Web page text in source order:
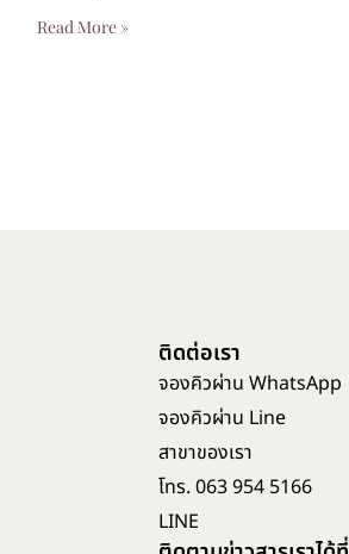
Read More »
ติดต่อเรา
จองคิวผ่าน WhatsApp
จองคิวผ่าน Line
สาขาของเรา
โทร. 063 954 5166
LINE